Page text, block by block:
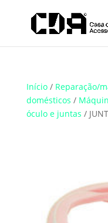
Translate
Início/ Reparação/
domésticos /
óculo e juntas /